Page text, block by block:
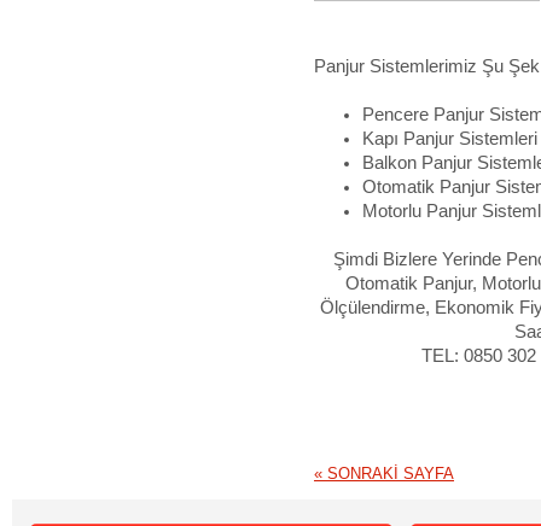
Panjur Sistemlerimiz Şu
Pencere Panjur
Kapı Panjur Sistemleri
Balkon Panjur
Otomatik Panjur
Motorlu Panjur
Şimdi Bizlere Yerinde
Otomatik Panjur,
Ölçülendirme, Ekonomik
TEL: 0850
« SONRAKİ SAYFA